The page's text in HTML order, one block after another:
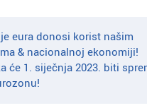
eura donosi korist našim
& nacionalnoj ekonomiji!
će 1. siječnja 2023. biti